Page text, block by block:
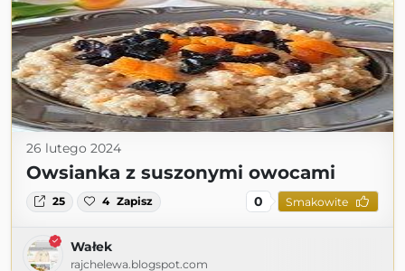
26 lutego 2024
Owsianka z suszonymi owocami
25 4 Zapisz 0 Smakowite
Wałek
rajchelewa.blogspot.com